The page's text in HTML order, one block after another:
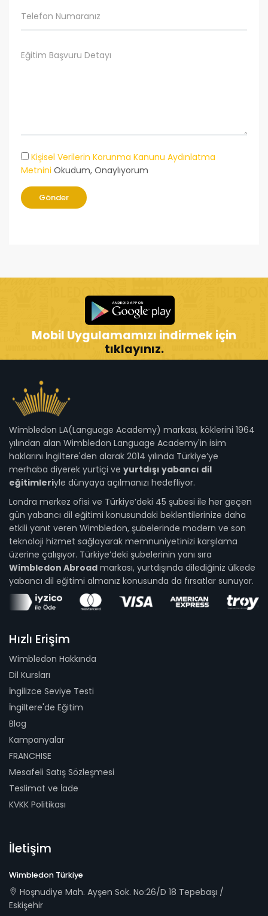
Kişisel Verilerin Korunma Kanunu Aydınlatma
Metnini Okudum, Onaylıyorum
Gönder
Mobil Uygulamamızı indirmek için
tıklayınız.
Wimbledon LA(Language Academy) markası, köklerini 1964
yılından alan Wimbledon Language Academy'in isim
haklarını İngiltere'den alarak 2014 yılında Türkiye’ye
merhaba diyerek yurtiçi ve yurtdışı yabancı dil
eğitimleriyle dünyaya açılmanızı hedefliyor.
Londra merkez ofisi ve Türkiye’deki 45 şubesi ile her geçen
gün yabancı dil eğitimi konusundaki beklentilerinize daha
etkili yanıt veren Wimbledon, şubelerinde modern ve son
teknoloji hizmet sağlayarak memnuniyetinizi karşılama
üzerine çalışıyor. Türkiye’deki şubelerinin yanı sıra
Wimbledon Abroad markası, yurtdışında dilediğiniz ülkede
yabancı dil eğitimi almanız konusunda da fırsatlar sunuyor.
Hızlı Erişim
Wimbledon Hakkında
Dil Kursları
İngilizce Seviye Testi
İngiltere'de Eğitim
Blog
Kampanyalar
FRANCHISE
Mesafeli Satış Sözleşmesi
Teslimat ve İade
KVKK Politikası
İletişim
Wimbledon Türkiye
Hoşnudiye Mah. Ayşen Sok. No:26/D 18 Tepebaşı /
Eskişehir